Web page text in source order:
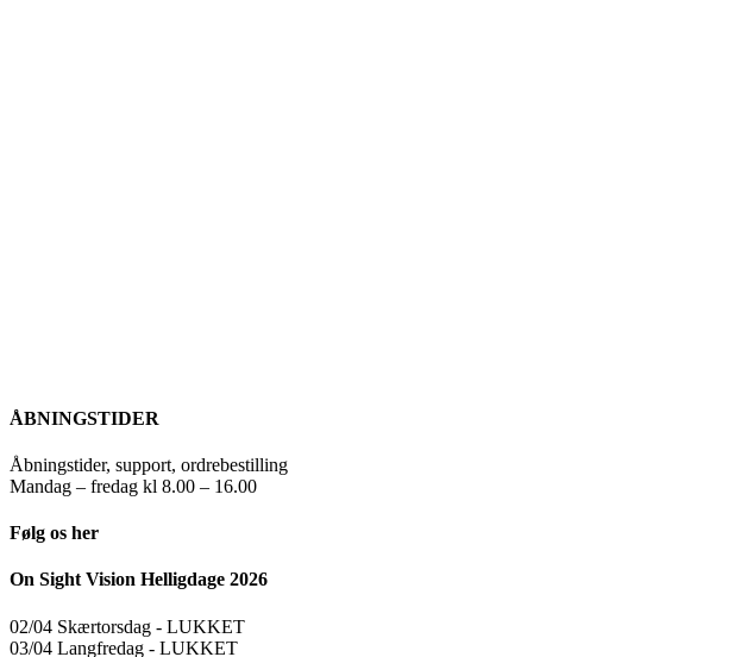
ÅBNINGSTIDER
Åbningstider, support, ordrebestilling
Mandag – fredag kl 8.00 – 16.00
Følg os her
On Sight Vision Helligdage 2026
02/04 Skærtorsdag ​​- LUKKET
03/04 Langfredag ​​- LUKKET